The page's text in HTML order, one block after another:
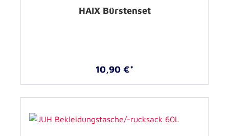
HAIX Bürstenset
10,90 €*